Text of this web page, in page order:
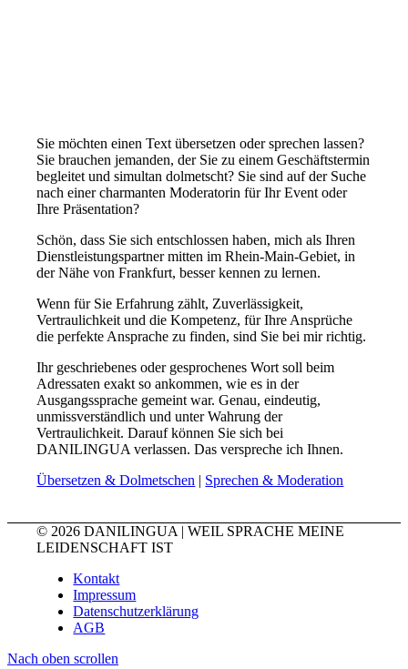
Sie möchten einen Text übersetzen oder sprechen lassen?
Sie brauchen jemanden, der Sie zu einem Geschäftstermin
begleitet und simultan dolmetscht? Sie sind auf der Suche
nach einer charmanten Moderatorin für Ihr Event oder
Ihre Präsentation?
Schön, dass Sie sich entschlossen haben, mich als Ihren
Dienstleistungspartner mitten im Rhein-Main-Gebiet, in
der Nähe von Frankfurt, besser kennen zu lernen.
Wenn für Sie Erfahrung zählt, Zuverlässigkeit,
Vertraulichkeit und die Kompetenz, für Ihre Ansprüche
die perfekte Ansprache zu finden, sind Sie bei mir richtig.
Ihr geschriebenes oder gesprochenes Wort soll beim
Adressaten exakt so ankommen, wie es in der
Ausgangssprache gemeint war. Genau, eindeutig,
unmissverständlich und unter Wahrung der
Vertraulichkeit. Darauf können Sie sich bei
DANILINGUA verlassen. Das verspreche ich Ihnen.
Übersetzen & Dolmetschen | Sprechen & Moderation
© 2026 DANILINGUA | WEIL SPRACHE MEINE
LEIDENSCHAFT IST
Kontakt
Impressum
Datenschutzerklärung
AGB
Nach oben scrollen